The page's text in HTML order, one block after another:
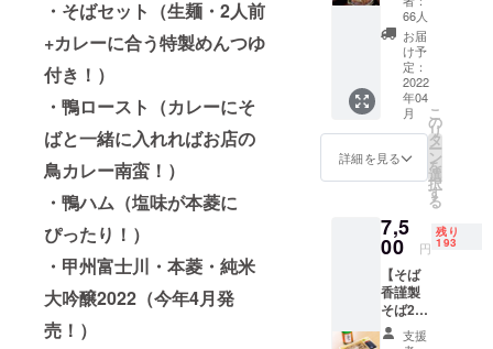
・そばセット（生麺・2人前
+カレーに合う特製めんつゆ
付き！）
・鴨ロースト（カレーにそ
ばと一緒に入れればお店の
鳥カレー南蛮！）
・鴨ハム（塩味が本菱に
ぴったり！）
・甲州富士川・本菱・純米
大吟醸2022（今年4月発
売！）
賞など
世界的
コン
クール
で数々
の受
賞！ ・
江戸時
代には
いた歴
史を持
つ山梨
県富士
川町の
水 ・詳
細なス
で鴨南
蛮そば
or鴨せ
いろを
選択で
きま
す。 ・
支援さ
れた画
面を初
回の注
でお見
せくだ
さい。
・妙蓮
寺本店
／菊名
店／日
66人
お届
け予
定：
2022
年04
月
詳細を見る
こ
の
リ
タ
ー
ン
を
選
択
す
る
7,5
00 円
残り
193
【そば
香謹製
そば2食
分+本菱
720ml
支援